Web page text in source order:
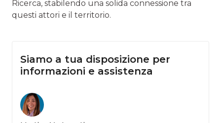
Ricerca, stabilendo una solida connessione tra
questi attori e il territorio.
Siamo a tua disposizione per
informazioni e assistenza